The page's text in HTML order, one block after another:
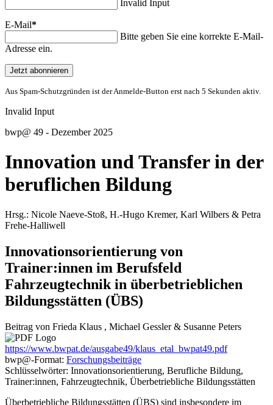
Invalid Input
E-Mail*
Bitte geben Sie eine korrekte E-Mail-
Adresse ein.
Jetzt abonnieren
Aus Spam-Schutzgründen ist der Anmelde-Button erst nach 5 Sekunden aktiv.
Invalid Input
bwp@ 49 - Dezember 2025
Innovation und Transfer in der
beruflichen Bildung
Hrsg.: Nicole Naeve-Stoß, H.-Hugo Kremer, Karl Wilbers & Petra
Frehe-Halliwell
Innovationsorientierung von
Trainer:innen im Berufsfeld
Fahrzeugtechnik in überbetrieblichen
Bildungsstätten (ÜBS)
Beitrag von Frieda Klaus , Michael Gessler& Susanne Peters
https://www.bwpat.de/ausgabe49/klaus_etal_bwpat49.pdf
bwp@-Format: Forschungsbeiträge
Schlüsselwörter: Innovationsorientierung, Berufliche Bildung,
Trainer:innen, Fahrzeugtechnik, Überbetriebliche Bildungsstätten
Überbetriebliche Bildungsstätten (ÜBS) sind insbesondere im